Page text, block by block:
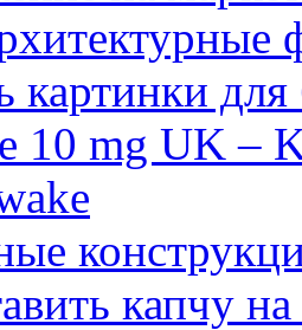
картинки
10 mg UK –
капчу